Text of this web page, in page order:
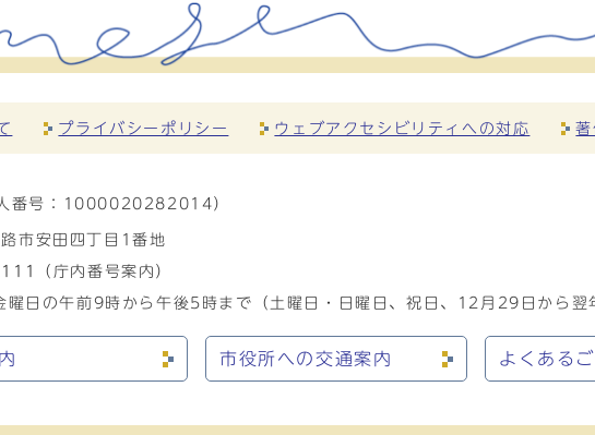
プライバシーポリシー ウェブアクセシビリティへの対応
番号： 1000020282014）
市安田四丁目1番地
（庁内番号案内）
曜日の午前9時から午後5時まで（土曜日・日曜日、祝日、12月29日から翌
市役所への交通案内 よくある